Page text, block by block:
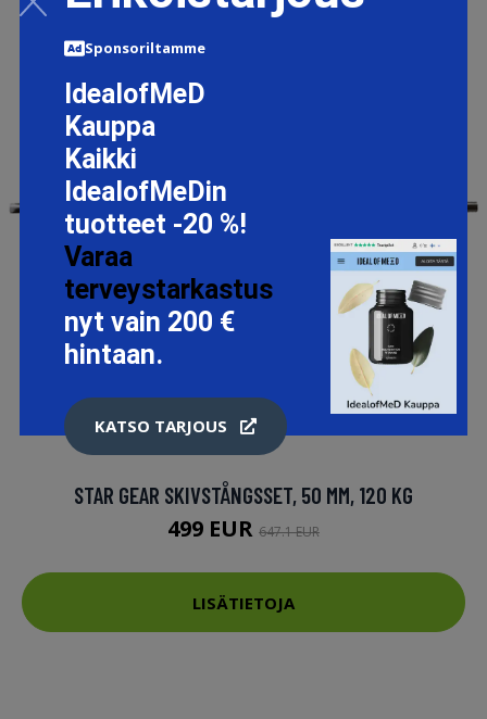
STAR GEAR SKIVSTÅNGSSET, 50 MM, 120 KG
499 EUR 647.1 EUR
LISÄTIETOJA
Sponsoriltamme
IdealofMeD
Kauppa
Kaikki
IdealofMeDin
tuotteet -20 %!
Varaa
terveystarkastus
nyt vain 200 €
hintaan.
KATSO TARJOUS